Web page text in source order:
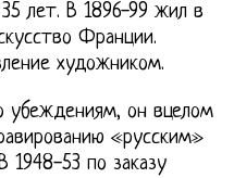
лет. В 1896-99 жил в
Франции.
художником.
убеждениям, он вцелом
«русским»
1948-53 по заказу